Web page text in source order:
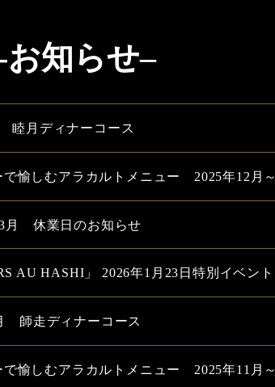
知らせ–
睦月ディナーコース
で愉しむアラカルトメニュー 2025年12月～
月 休業日のお知らせ
AU HASHI」 2026年1月23日特別イベント
師走ディナーコース
で愉しむアラカルトメニュー 2025年11月～